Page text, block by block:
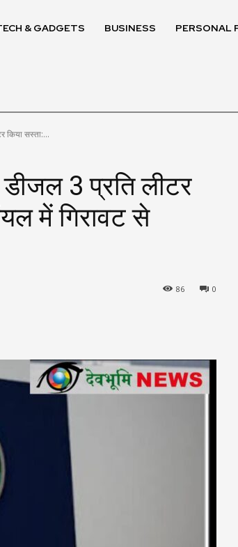
& GADGETS BUSINESS PERSONAL
किया सस्ता:...
₹3 प्रति लीटर
में गिरावट से
0
86